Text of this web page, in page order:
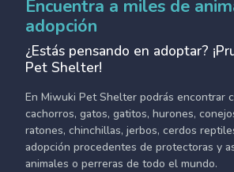
Encuentra a miles de
adopción
¿Estás pensando en adoptar?
Pet Shelter!
En Miwuki Pet Shelter podrás encontrar
cachorros, gatos, gatitos, hurones,
ratones, chinchillas, jerbos, cerdos
adopción procedentes de protectoras y
animales o perreras de todo el mundo.